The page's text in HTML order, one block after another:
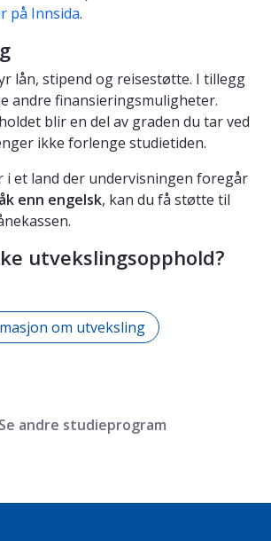
på Innsida.
lån, stipend og reisestøtte. I tillegg
andre finansieringsmuligheter.
blir en del av graden du tar ved
ikke forlenge studietiden.
i et land der undervisningen foregår
enn engelsk, kan du få støtte til
utvekslingsopphold?
om utveksling
Se andre studieprogram